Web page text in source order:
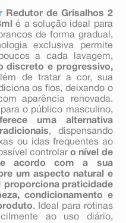
Redutor de Grisalhos 2
é a solução ideal para
de forma gradual,
exclusiva permite
a cada lavagem,
discreto e progressivo,
de tratar a cor, sua
os fios, deixando o
aparência renovada.
o público masculino,
uma alternativa
, dispensando
ou idas frequentes ao
controlaro nível de
acordo com a sua
um aspecto natural e
proporciona praticidade
condicionamento e
. Ideal para rotinas
ao uso diário,